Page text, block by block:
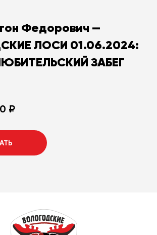
Федорович —
ЛОСИ 01.06.2024:
ЗАБЕГ
0 ₽